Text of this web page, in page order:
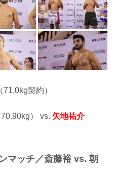
契約）
） vs. 矢地祐介
マッチ／斎藤裕 vs. 朝